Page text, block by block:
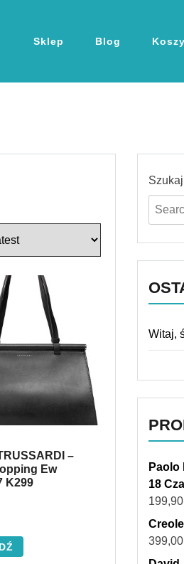
Sklep Blog
–
Ew
K299
Witaj,
Paolo
18
199,90
399,00